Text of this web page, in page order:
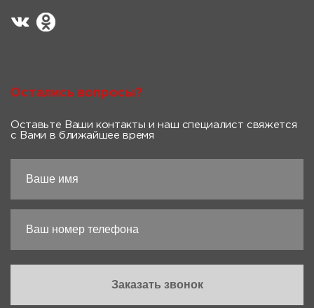
Остались вопросы?
Оставьте Ваши контакты и наш специалист свяжется
с Вами в ближайшее время